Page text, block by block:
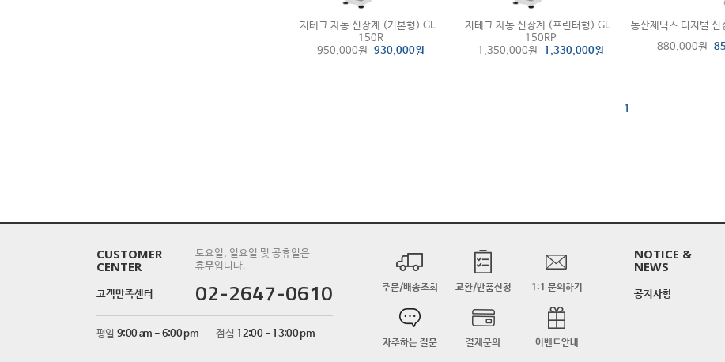
지테크 자동 신장계 (기본형) GL-
150R
950,000원 930,000원
지테크 자동 신장계 (프린터형) GL-
150RP
1,350,000원
1,330,000원
동산제닉스 디지털
880,000원
1
CUSTOMER
CENTER
고객만족센터
토요일, 일요일 및 공휴일은
휴무입니다.
02-2647-0610
평일 9:00 am - 6:00 pm 점심 12:00 - 13:00 pm
주문/배송조회 교환/반품신청 1:1 문의하기
자주하는 질문 결제문의 이벤트안내
NOTICE &
NEWS
공지사항